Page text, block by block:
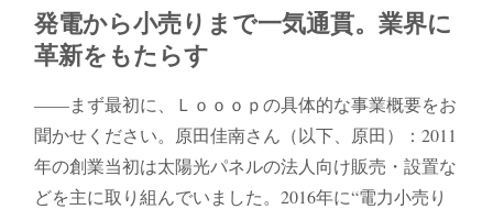
発電から小売りまで一気通貫。業界に
革新をもたらす
――まず最初に、Ｌｏｏｏｐの具体的な事業概要をお
聞かせください。原田佳南さん（以下、原田）：2011
年の創業当初は太陽光パネルの法人向け販売・設置な
どを主に取り組んでいました。2016年に“電力小売り